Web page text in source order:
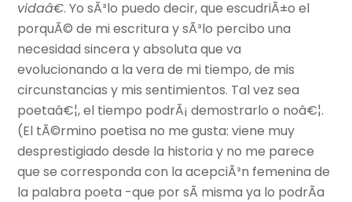
vidaâ€. Yo sÃ³lo puedo decir, que escudriÃ±o el
porquÃ© de mi escritura y sÃ³lo percibo una
necesidad sincera y absoluta que va
evolucionando a la vera de mi tiempo, de mis
circunstancias y mis sentimientos. Tal vez sea
poetaâ€¦, el tiempo podrÃ¡ demostrarlo o noâ€¦.
(El tÃ©rmino poetisa no me gusta: viene muy
desprestigiado desde la historia y no me parece
que se corresponda con la acepciÃ³n femenina de
la palabra poeta -que por sÃ­ misma ya lo podrÃ­a